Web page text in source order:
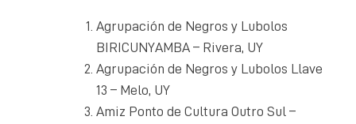
Agrupación de Negros y Lubolos
BIRICUNYAMBA – Rivera, UY
Agrupación de Negros y Lubolos Llave
13 – Melo, UY
Amiz Ponto de Cultura Outro Sul –